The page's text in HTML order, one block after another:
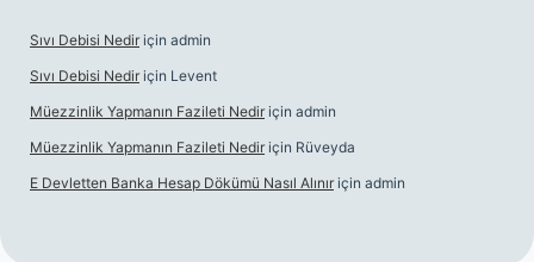
Sıvı Debisi Nedir için admin
Sıvı Debisi Nedir için Levent
Müezzinlik Yapmanın Fazileti Nedir için admin
Müezzinlik Yapmanın Fazileti Nedir için Rüveyda
E Devletten Banka Hesap Dökümü Nasıl Alınır için admin